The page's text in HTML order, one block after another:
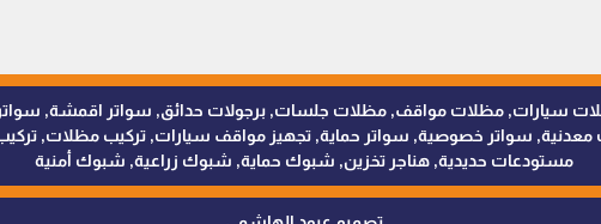
للمظلات والسواتر - 0538402607 © مظلات سيارات, مظلات مواقف, مظلات جلسات, برجولات حدائق,
سواتر خصوصية, سواتر حماية, تجهيز مواقف سيارات, تركيب مظلات, تركيب
مستودعات حديدية, هناجر تخزين, شبوك حماية, شبوك زراعية, شبوك أمنية